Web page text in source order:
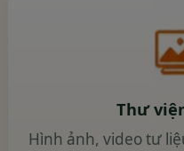
Thư
Hình ảnh, video tư